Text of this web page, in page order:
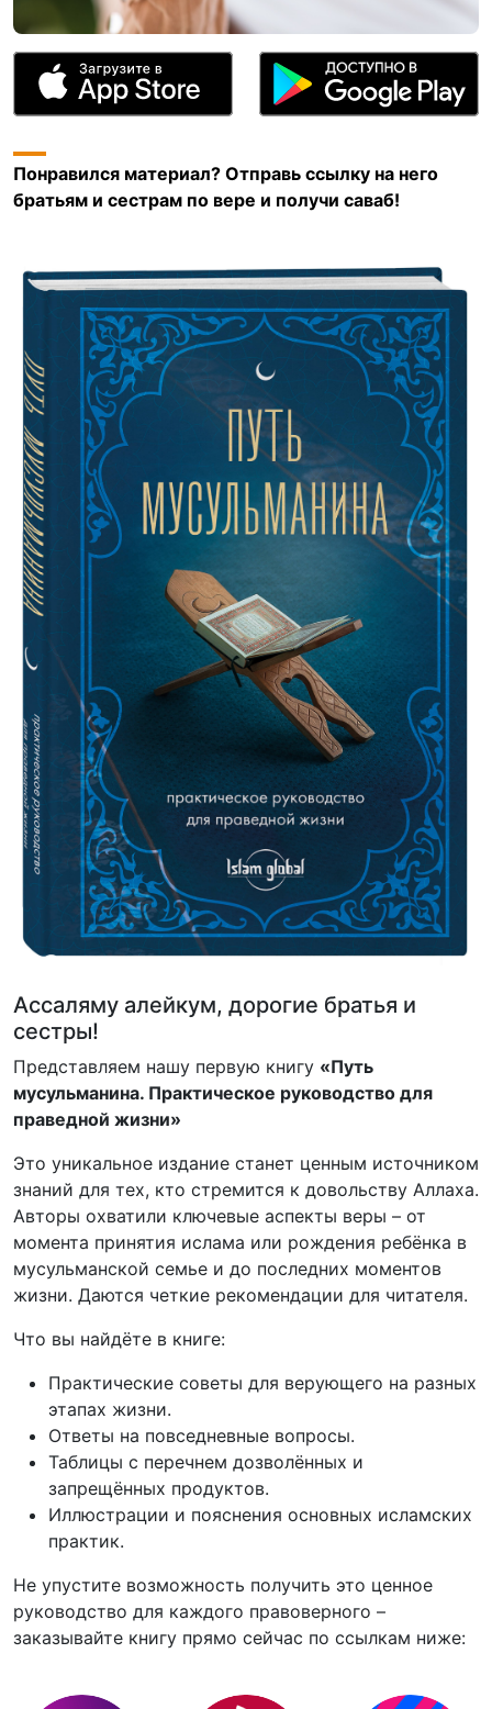
Понравился материал? Отправь ссылку на него
братьям и сестрам по вере и получи саваб!
Ассаляму алейкум, дорогие братья и
сестры!
Представляем нашу первую книгу «Путь
мусульманина. Практическое руководство для
праведной жизни»
Это уникальное издание станет ценным источником
знаний для тех, кто стремится к довольству Аллаха.
Авторы охватили ключевые аспекты веры – от
момента принятия ислама или рождения ребёнка в
мусульманской семье и до последних моментов
жизни. Даются четкие рекомендации для читателя.
Что вы найдёте в книге:
Практические советы для верующего на разных
этапах жизни.
Ответы на повседневные вопросы.
Таблицы с перечнем дозволённых и
запрещённых продуктов.
Иллюстрации и пояснения основных исламских
практик.
Не упустите возможность получить это ценное
руководство для каждого правоверного –
заказывайте книгу прямо сейчас по ссылкам ниже: